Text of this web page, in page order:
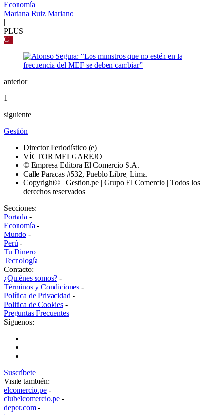
Economía
Mariana Ruiz Mariano
|
PLUS
G
anterior
1
siguiente
Gestión
Director Periodístico (e)
VÍCTOR MELGAREJO
© Empresa Editora El Comercio S.A.
Calle Paracas #532, Pueblo Libre, Lima.
Copyright© | Gestion.pe | Grupo El Comercio | Todos los
derechos reservados
Secciones:
Portada -
Economía -
Mundo -
Perú -
Tu Dinero -
Tecnología
Contacto:
¿Quiénes somos? -
Términos y Condiciones -
Política de Privacidad -
Politica de Cookies -
Preguntas Frecuentes
Síguenos:
Suscríbete
Visite también:
elcomercio.pe -
clubelcomercio.pe -
depor.com -